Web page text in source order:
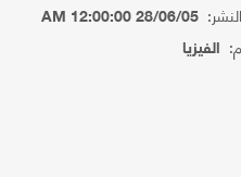
28/06/05 12:00:00 AM
الفيزيا